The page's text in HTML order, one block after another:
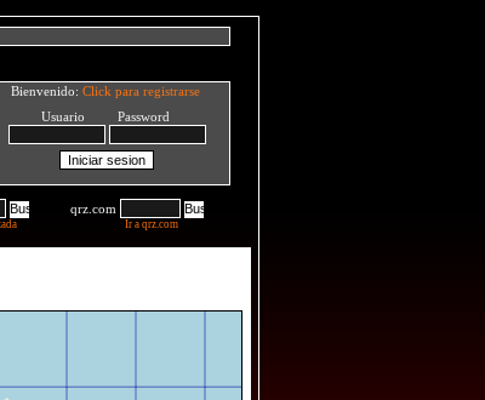
Bienvenido: Click para registrarse
Usuario Password
qrz.com
Ir a qrz.com
OR PR QR RR